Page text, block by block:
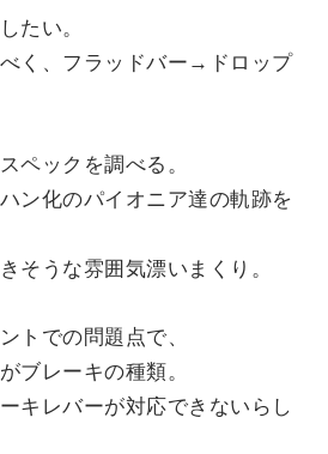
たい。
く、フラッドバー→ドロップ
ペックを調べる。
ン化のパイオニア達の軌跡を
そうな雰囲気漂いまくり。
トでの問題点で、
ブレーキの種類。
キレバーが対応できないらし